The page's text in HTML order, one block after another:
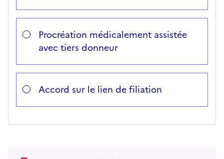
Procréation médicalement assistée
avec tiers donneur
Accord sur le lien de filiation